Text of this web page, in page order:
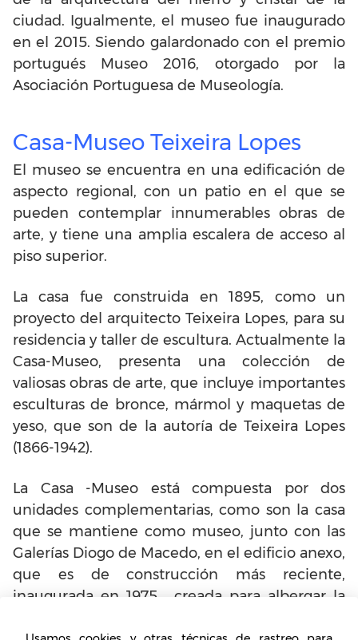
ciudad. Igualmente, el museo fue inaugurado
en el 2015. Siendo galardonado con el premio
portugués Museo 2016, otorgado por la
Asociación Portuguesa de Museología.
Casa-Museo Teixeira Lopes
El museo se encuentra en una edificación de
aspecto regional, con un patio en el que se
pueden contemplar innumerables obras de
arte, y tiene una amplia escalera de acceso al
piso superior.
La casa fue construida en 1895, como un
proyecto del arquitecto Teixeira Lopes, para su
residencia y taller de escultura. Actualmente la
Casa-Museo, presenta una colección de
valiosas obras de arte, que incluye importantes
esculturas de bronce, mármol y maquetas de
yeso, que son de la autoría de Teixeira Lopes
(1866-1942).
La Casa -Museo está compuesta por dos
unidades complementarias, como son la casa
que se mantiene como museo, junto con las
Galerías Diogo de Macedo, en el edificio anexo,
que es de construcción más reciente,
inaugurada en 1975, creada para albergar la